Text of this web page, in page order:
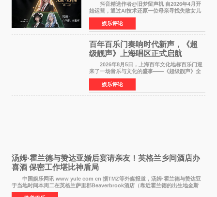
抖音精选作者@旧梦留声机 自2026年4月开
始运营，通过AI技术还原一位母亲寻找失散女儿
的故事，凭借强情感表达获得大量用户关注，发
布仅21小时便获得超1亿曝光、超1000万互动。
此后，账号持续沿
娱乐评论
百年百乐门奏响时代新声，《超
级靓声》上海唱区正式启航
2026年8月5日，上海百年文化地标百乐门迎
来了一场音乐与文化的盛事——《超级靓声》全
国励志音乐公益节目上海唱区新闻发布会暨启动
仪式在此隆重举行。各界领导、嘉宾与媒体朋友
齐聚一堂，共同
娱乐评论
汤姆·霍兰德与赞达亚婚后宴请亲友！英格兰乡间酒店办
喜酒 保密工作堪比神盾局
中国娱乐网讯 www yule com cn 据TMZ等外媒报道，汤姆·霍兰德与赞达亚
于当地时间本周二在英格兰萨里郡Beaverbrook酒店（靠近霍兰德的出生地金斯
顿）举办婚宴，邀请家人与朋友们喝喜酒，庆祝